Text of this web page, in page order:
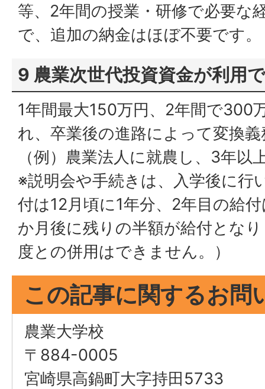
等、2年間の授業・研修で必要な
で、追加の納金はほぼ不要です。
9 農業次世代投資資金が利用
1年間最大150万円、2年間で300
れ、卒業後の進路によって変換
（例）農業法人に就農し、3年以
※説明会や手続きは、入学後に行
付は12月頃に1年分、2年目の給
か月後に残りの半額が給付とな
度との併用はできません。）
この記事に関するお問
農業大学校
〒884-0005
宮崎県高鍋町大字持田5733